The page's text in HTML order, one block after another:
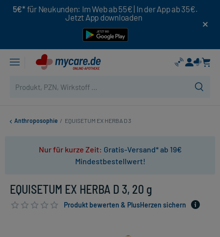
5€* für Neukunden: Im Web ab 55€ | In der App ab 35€.
Jetzt App downloaden
Anthroposophie / EQUISETUM EX HERBA D 3
Nur für kurze Zeit: Gratis-Versand* ab 19€
Mindestbestellwert!
EQUISETUM EX HERBA D 3, 20 g
Produkt bewerten & PlusHerzen sichern